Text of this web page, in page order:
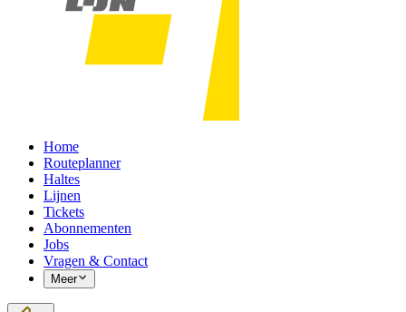
Home
Routeplanner
Haltes
Lijnen
Tickets
Abonnementen
Jobs
Vragen & Contact
Meer